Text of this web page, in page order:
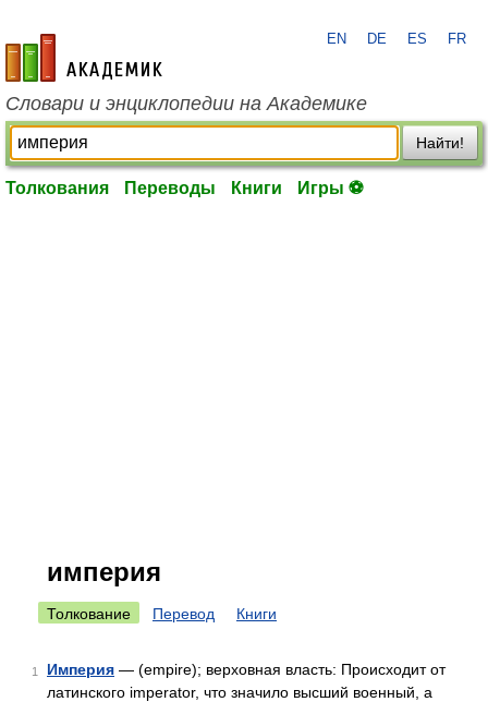
academic.ru
EN DE ES FR
Словари и энциклопедии на Академике
Найти!
Толкования Переводы Книги Игры ⚽
империя
Толкование Перевод Книги
1 Империя — (empire); верховная власть: Происходит от
латинского imperator, что значило высший военный, а